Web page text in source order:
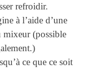
refroidir.
à l’aide d’une
mixeur (possible
ce que ce soit